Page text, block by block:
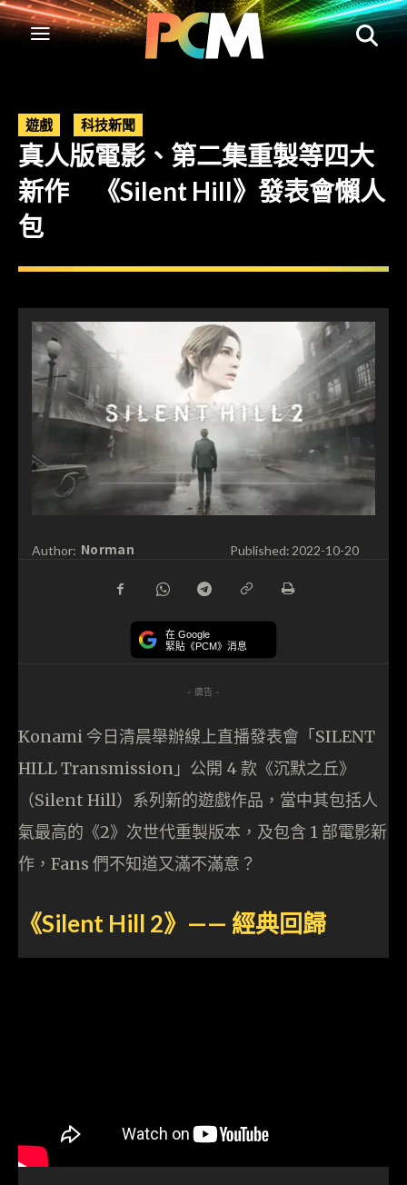
遊戲 科技新聞
真人版電影、第二集重製等四大
新作 《Silent Hill》發表會懶人
包
Author: Norman Published: 2022-10-20
在 Google
緊貼《PCM》消息
- 廣告 -
Konami 今日清晨舉辦線上直播發表會「SILENT
HILL Transmission」公開 4 款《沉默之丘》
（Silent Hill）系列新的遊戲作品，當中其包括人
氣最高的《2》次世代重製版本，及包含 1 部電影新
作，Fans 們不知道又滿不滿意？
《Silent Hill 2》—— 經典回歸